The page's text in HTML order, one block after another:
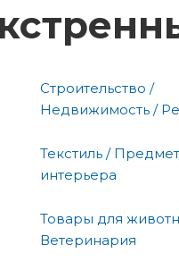
Строительство /
Недвижимость /
Текстиль /
интерьера
Товары для
Ветеринария